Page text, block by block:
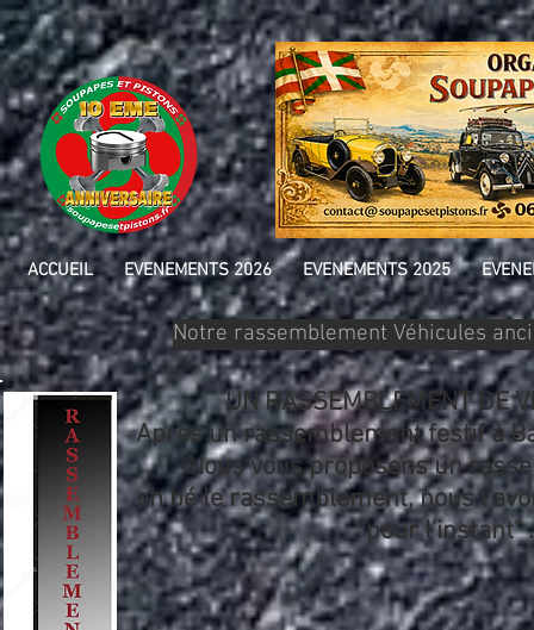
ACCUEIL EVENEMENTS 2026 EVENEMENTS 2025
Notre rassemblement Véhicules
UN RASSEMBLEMENT DE
Après un rassemblement festif à
Nous vous proposons un
eh bé le rassemblement, nous
"pour l'instant"